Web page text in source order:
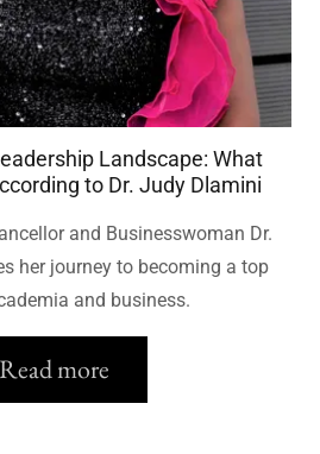
Landscape: What
to Dr. Judy Dlamini
and Businesswoman Dr.
her journey to becoming a top
and business.
Read more